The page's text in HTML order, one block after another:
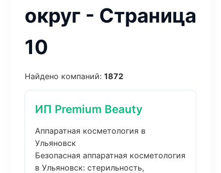
округ - Страница
10
Найдено компаний: 1872
ИП Premium Beauty
Аппаратная косметология в
Ульяновск
Безопасная аппаратная косметология
в Ульяновск: стерильность,